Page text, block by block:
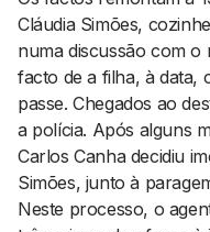
Cláudia Simões,
numa discussão com
facto de a filha, à data,
passe. Chegados ao
a polícia. Após alguns
Carlos Canha decidiu
Simões, junto à
Neste processo, o